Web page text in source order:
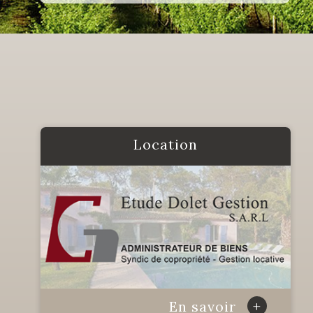
location
En savoir +